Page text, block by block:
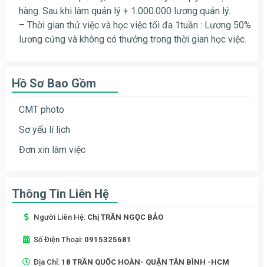
hàng. Sau khi làm quản lý + 1.000.000 lương quản lý.
– Thời gian thử việc và học việc tối đa 1tuần : Lương 50%
lương cứng và không có thưởng trong thời gian học việc.
Hồ Sơ Bao Gồm
CMT photo
Sơ yếu lí lịch
Đơn xin làm việc
Thông Tin Liên Hệ
Người Liên Hệ: Chị TRẦN NGỌC BẢO
Số Điện Thoại: 0915325681
Địa Chỉ: 18 TRẦN QUỐC HOÀN- QUẬN TÂN BÌNH -HCM